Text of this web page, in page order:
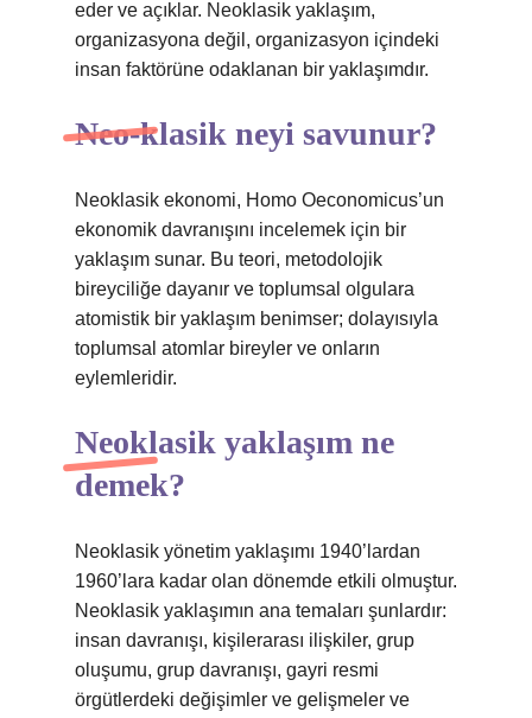
eder ve açıklar. Neoklasik yaklaşım,
organizasyona değil, organizasyon içindeki
insan faktörüne odaklanan bir yaklaşımdır.
Neo-klasik neyi savunur?
Neoklasik ekonomi, Homo Oeconomicus’un
ekonomik davranışını incelemek için bir
yaklaşım sunar. Bu teori, metodolojik
bireyciliğe dayanır ve toplumsal olgulara
atomistik bir yaklaşım benimser; dolayısıyla
toplumsal atomlar bireyler ve onların
eylemleridir.
Neoklasik yaklaşım ne
demek?
Neoklasik yönetim yaklaşımı 1940’lardan
1960’lara kadar olan dönemde etkili olmuştur.
Neoklasik yaklaşımın ana temaları şunlardır:
insan davranışı, kişilerarası ilişkiler, grup
oluşumu, grup davranışı, gayri resmi
örgütlerdeki değişimler ve gelişmeler ve